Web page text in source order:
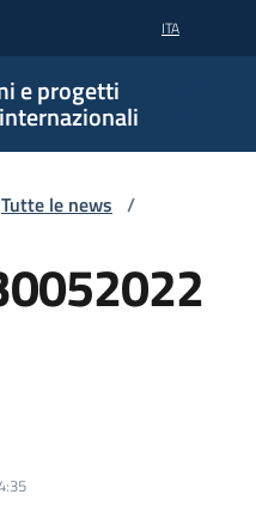
ITA
e progetti
Tutte le news /